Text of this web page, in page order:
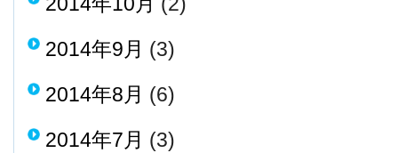
2014年9月 (3)
2014年8月 (6)
2014年7月 (3)